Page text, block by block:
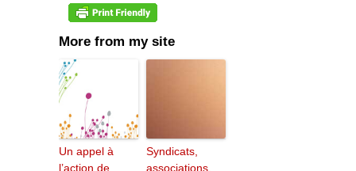
More from my site
Un appel à
l’action de
Syndicats,
associations,